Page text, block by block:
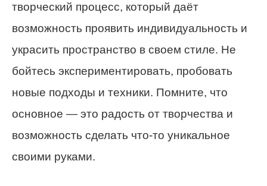
творческий процесс, который даёт
возможность проявить индивидуальность и
украсить пространство в своем стиле. Не
бойтесь экспериментировать, пробовать
новые подходы и техники. Помните, что
основное — это радость от творчества и
возможность сделать что-то уникальное
своими руками.